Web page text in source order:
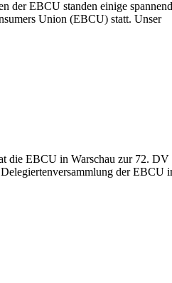
der EBCU standen einige
Union (EBCU) statt. Unser
die EBCU in Warschau zur 72.
der EBCU